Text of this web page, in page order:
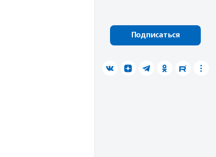
Подписаться